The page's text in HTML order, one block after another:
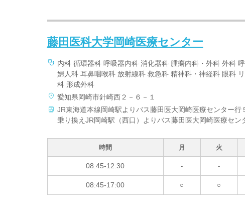
藤田医科大学岡崎医療センター
内科 循環器科 呼吸器内科 消化器科 腫瘍内科・外科 外科
婦人科 耳鼻咽喉科 放射線科 救急科 精神科・神経科 眼科
科 形成外科
愛知県岡崎市針崎西２－６－１
JR東海道本線岡崎駅よりバス藤田医大岡崎医療センター
乗り換えJR岡崎駅（西口）よりバス藤田医大岡崎医療セン
時間 月 火
08:45-12:30 - -
08:45-17:00 ○ ○